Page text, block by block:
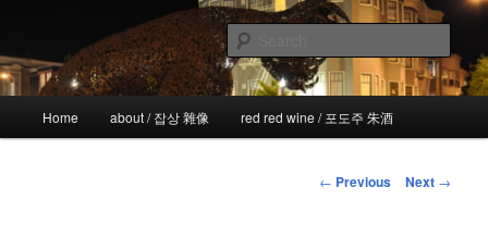
primary
content!wicked
the more I see the less I know
Home about / 잡상 雜像 red red wine / 포도주 朱酒
Post
← Previous Next →